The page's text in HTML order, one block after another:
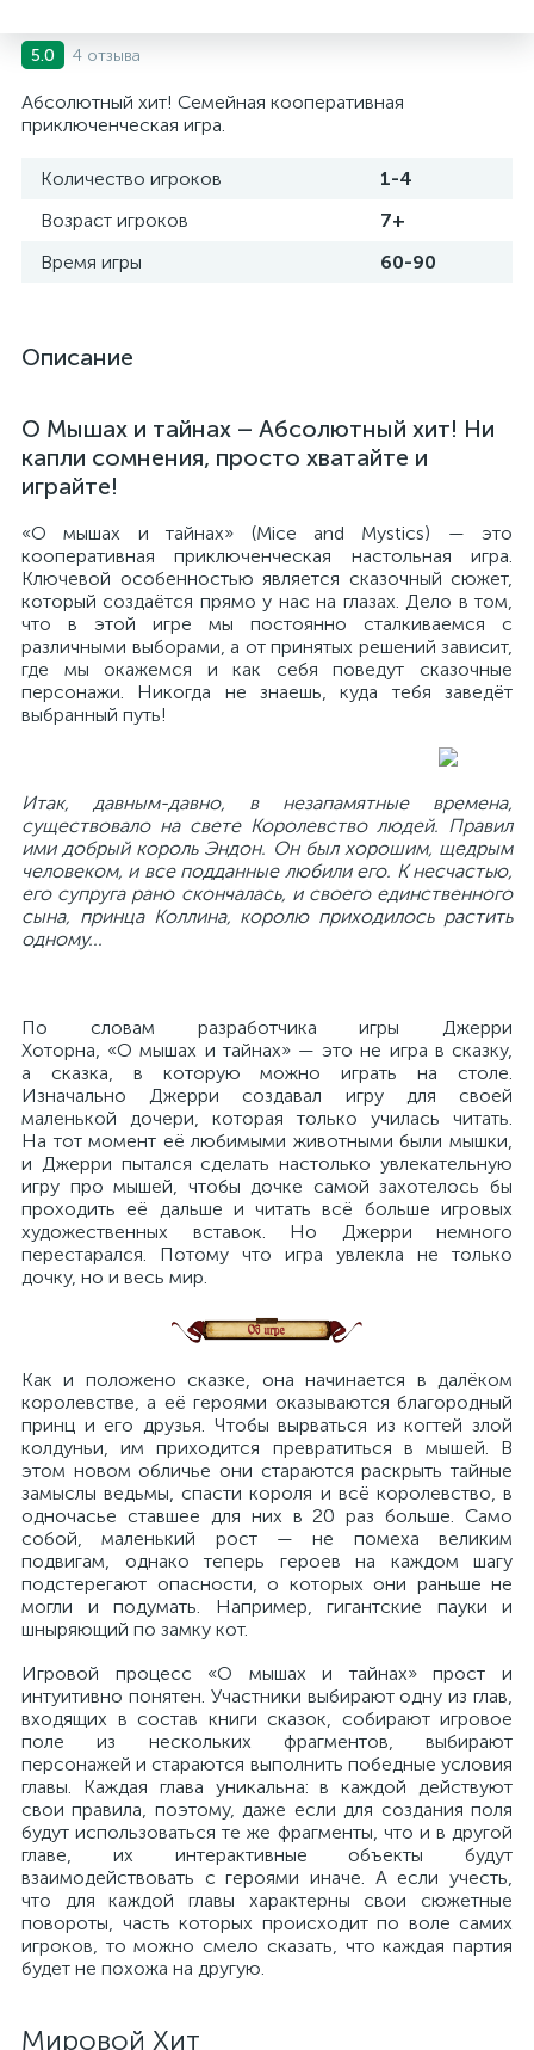
5.0 4 отзыва
Абсолютный хит! Семейная кооперативная
приключенческая игра.
Количество игроков
1-4
Возраст игроков
7+
Время игры
60-90
Описание
О Мышах и тайнах – Абсолютный хит! Ни
капли сомнения, просто хватайте и
играйте!
«О мышах и тайнах» (Mice and Mystics) — это
кооперативная приключенческая настольная игра.
Ключевой особенностью является сказочный сюжет,
который создаётся прямо у нас на глазах. Дело в том,
что в этой игре мы постоянно сталкиваемся с
различными выборами, а от принятых решений зависит,
где мы окажемся и как себя поведут сказочные
персонажи. Никогда не знаешь, куда тебя заведёт
выбранный путь!
Итак, давным-давно, в незапамятные времена,
существовало на свете Королевство людей. Правил
ими добрый король Эндон. Он был хорошим, щедрым
человеком, и все подданные любили его. К несчастью,
его супруга рано скончалась, и своего единственного
сына, принца Коллина, королю приходилось растить
одному...
По словам разработчика игры Джерри
Хоторна, «О мышах и тайнах» — это не игра в сказку,
а сказка, в которую можно играть на столе.
Изначально Джерри создавал игру для своей
маленькой дочери, которая только училась читать.
На тот момент её любимыми животными были мышки,
и Джерри пытался сделать настолько увлекательную
игру про мышей, чтобы дочке самой захотелось бы
проходить её дальше и читать всё больше игровых
художественных вставок. Но Джерри немного
перестарался. Потому что игра увлекла не только
дочку, но и весь мир.
Как и положено сказке, она начинается в далёком
королевстве, а её героями оказываются благородный
принц и его друзья. Чтобы вырваться из когтей злой
колдуньи, им приходится превратиться в мышей. В
этом новом обличье они стараются раскрыть тайные
замыслы ведьмы, спасти короля и всё королевство, в
одночасье ставшее для них в 20 раз больше. Само
собой, маленький рост — не помеха великим
подвигам, однако теперь героев на каждом шагу
подстерегают опасности, о которых они раньше не
могли и подумать. Например, гигантские пауки и
шныряющий по замку кот.
Игровой процесс «О мышах и тайнах» прост и
интуитивно понятен. Участники выбирают одну из глав,
входящих в состав книги сказок, собирают игровое
поле из нескольких фрагментов, выбирают
персонажей и стараются выполнить победные условия
главы. Каждая глава уникальна: в каждой действуют
свои правила, поэтому, даже если для создания поля
будут использоваться те же фрагменты, что и в другой
главе, их интерактивные объекты будут
взаимодействовать с героями иначе. А если учесть,
что для каждой главы характерны свои сюжетные
повороты, часть которых происходит по воле самих
игроков, то можно смело сказать, что каждая партия
будет не похожа на другую.
Мировой Хит